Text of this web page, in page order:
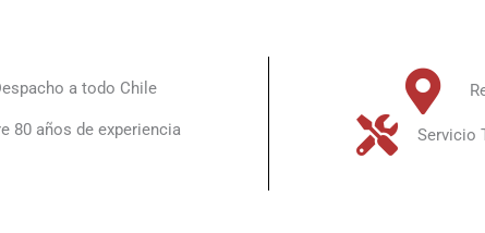
a todo Chile
80 años de experiencia Servicio